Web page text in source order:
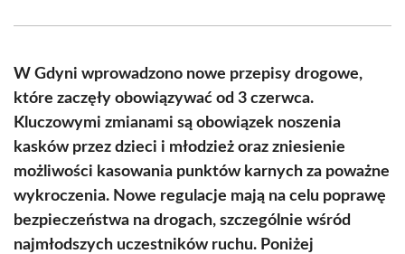
(Twitter)
W Gdyni wprowadzono nowe przepisy drogowe,
które zaczęły obowiązywać od 3 czerwca.
Kluczowymi zmianami są obowiązek noszenia
kasków przez dzieci i młodzież oraz zniesienie
możliwości kasowania punktów karnych za poważne
wykroczenia. Nowe regulacje mają na celu poprawę
bezpieczeństwa na drogach, szczególnie wśród
najmłodszych uczestników ruchu. Poniżej